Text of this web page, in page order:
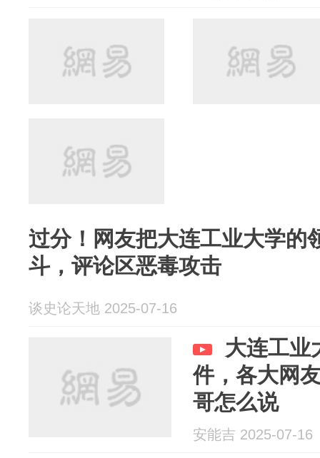
过分！网友把大连工业大学的
斗，评论区恶毒攻击
谈史论天地 2025-07-16
大连工业
件，各大网
哥怎么说
安能吉 2025-07-16